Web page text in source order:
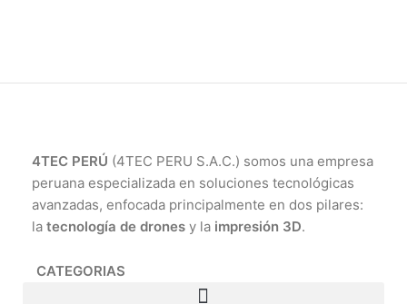
4TEC PERÚ (4TEC PERU S.A.C.) somos una empresa
peruana especializada en soluciones tecnológicas
avanzadas, enfocada principalmente en dos pilares:
la tecnología de drones y la impresión 3D.
CATEGORIAS